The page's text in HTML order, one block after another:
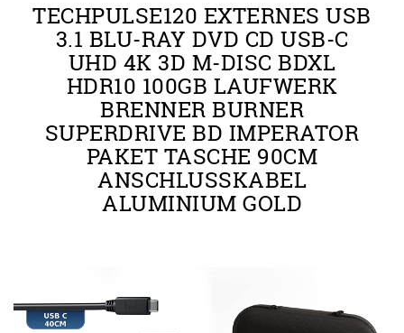
TECHPULSE120 EXTERNES USB
3.1 BLU-RAY DVD CD USB-C
UHD 4K 3D M-DISC BDXL
HDR10 100GB LAUFWERK
BRENNER BURNER
SUPERDRIVE BD IMPERATOR
PAKET TASCHE 90CM
ANSCHLUSSKABEL
ALUMINIUM GOLD